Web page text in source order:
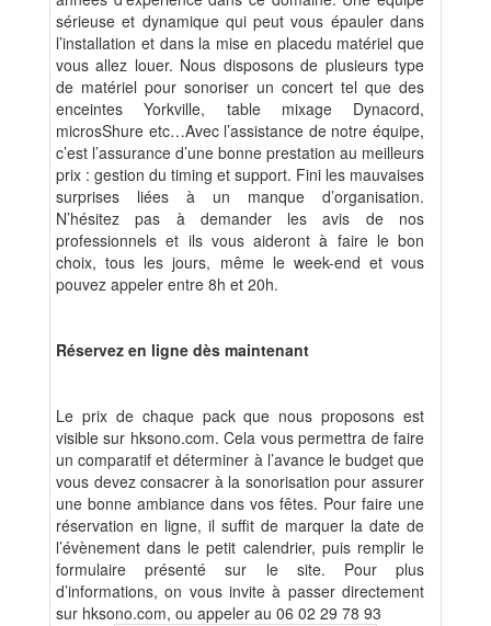
sérieuse et dynamique qui peut vous épauler dans
l’installation et dans la mise en placedu matériel que
vous allez louer. Nous disposons de plusieurs type
de matériel pour sonoriser un concert tel que des
enceintes Yorkville, table mixage Dynacord,
microsShure etc…Avec l’assistance de notre équipe,
c’est l’assurance d’une bonne prestation au meilleurs
prix : gestion du timing et support. Fini les mauvaises
surprises liées à un manque d’organisation.
N’hésitez pas à demander les avis de nos
professionnels et ils vous aideront à faire le bon
choix, tous les jours, même le week-end et vous
pouvez appeler entre 8h et 20h.
Réservez en ligne dès maintenant
Le prix de chaque pack que nous proposons est
visible sur hksono.com. Cela vous permettra de faire
un comparatif et déterminer à l’avance le budget que
vous devez consacrer à la sonorisation pour assurer
une bonne ambiance dans vos fêtes. Pour faire une
réservation en ligne, il suffit de marquer la date de
l’évènement dans le petit calendrier, puis remplir le
formulaire présenté sur le site. Pour plus
d’informations, on vous invite à passer directement
sur hksono.com, ou appeler au 06 02 29 78 93